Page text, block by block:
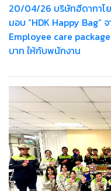
20/04/26 บริษัทฮีดากาโย
มอบ “HDK Happy Bag”
Employee care
บาท ให้กับพนักงาน